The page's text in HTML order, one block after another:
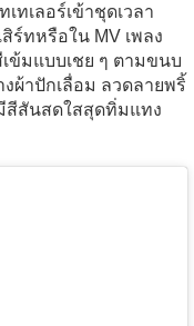
ทเลอร์เข้าชุดเวลา
ร์ทหรือใน MV เพลง
ข้มแบบเชย ๆ ตามขนบ
ผ้าปักเลื่อม ลวดลายพริ้
สีสันสดใสสุดทิ่มแทง